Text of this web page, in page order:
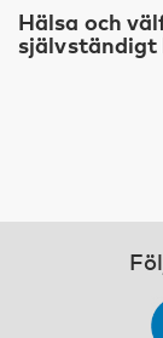
Hälsa och
självständigt